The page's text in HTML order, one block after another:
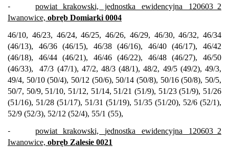
-
powiat krakowski, jednostka ewidencyjna 120603_2
Iwanowice, obręb Domiarki 0004
46/10, 46/23, 46/24, 46/25, 46/26, 46/29, 46/30, 46/32, 46/34
(46/13), 46/36 (46/15), 46/38 (46/16), 46/40 (46/17), 46/42
(46/18), 46/44 (46/21), 46/46 (46/22), 46/48 (46/27), 46/50
(46/33),
47/3 (47/1), 47/2, 48/3 (48/1), 48/2, 49/5 (49/2), 49/3,
49/4, 50/10 (50/4), 50/12 (50/6), 50/14 (50/8), 50/16 (50/8), 50/5,
50/7, 50/9, 51/10, 51/12, 51/14, 51/21 (51/9), 51/23 (51/9), 51/26
(51/16), 51/28 (51/17), 51/31 (51/19), 51/35 (51/20), 52/6 (52/1),
52/9 (52/3), 52/12 (52/4), 55/1 (55),
- powiat krakowski,jednostka ewidencyjna 120603_2
Iwanowice, obręb Zalesie 0021